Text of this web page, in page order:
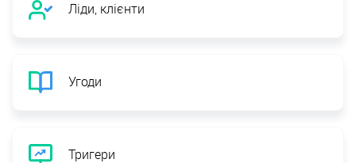
Ліди, клієнти
Угоди
Тригери